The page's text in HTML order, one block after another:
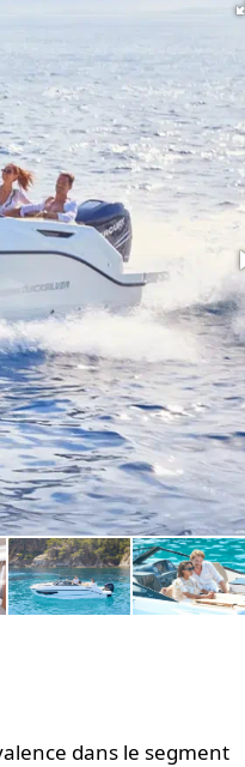
dans le segment